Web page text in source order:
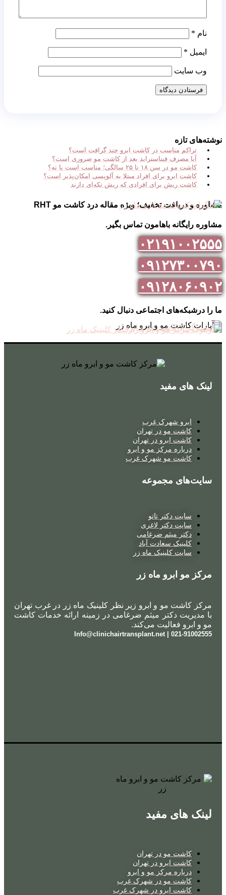
نام *
ایمیل *
وب‌ سایت
نوشته‌های تازه
تراکم مناسب در کاشت ابرو چند گرافت است؟
آیا مصرف فیناستراید بعد از کاشت مو ضروری است؟
کاشت مو در سن ۱۸ تا ۲۵ سالگی؛ مناسب است یا نه؟
کاشت ابرو برای افراد مبتلا به آلوپسی امکان‌پذیر است؟
کاشت ریش برای افرادی که ریش تکه‌ای دارند
مشاوره و دریافت تخفیف؛ ویژه مقاله درد کاشت مو RHT
مشاوره رایگانه باهامون تماس بگیر.
۰۲۱۹۱۰۰۲۵۵۵
۰۹۱۲۷۳۰۰۷۹۰
۰۹۱۲۸۰۶۰۹۰۲
ما را درشبکه‌های اجتماعی دنبال کنید.
لینک های مفید
ابرو شهرک غرب
کاشت مو در تهران
کاشت ابرو در تهران
درباره مرکز مو و ابرو
کاشت مو شهرک غرب
سایت‌های مجموعه
سایت دکتر تاتو
سایت دکتر لاغری
دکتر میثم ضرغامی
کلینیک سعادت آباد
سایت کلینیک ماه زر
مرکز مو ابرو ماه زر
مرکز کاشت مو و ابرو زیر نظر کلینیک ماه زر در غرب تهران
با مدیریت دکتر میثم ضرغامی در زمینه ارائه خدمات کاشت
مو و ابرو فعالیت می‌کند.
021-91002555 | Info@clinichairtransplant.net
لینک های مفید
کاشت مو در تهران
کاشت ابرو در تهران
درباره مرکز مو و ابرو
کاشت مو در شهرک غرب
کاشت ابرو در شهرک غرب